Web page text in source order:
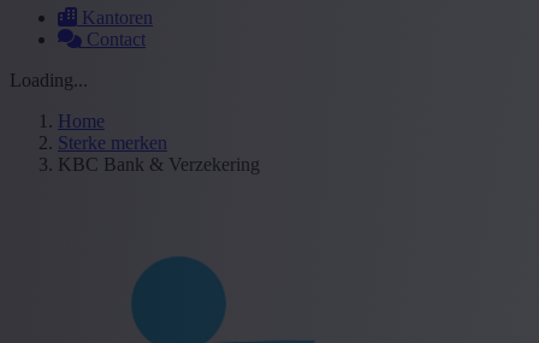
Kantoren
Contact
Loading...
Home
Sterke merken
KBC Bank & Verzekering